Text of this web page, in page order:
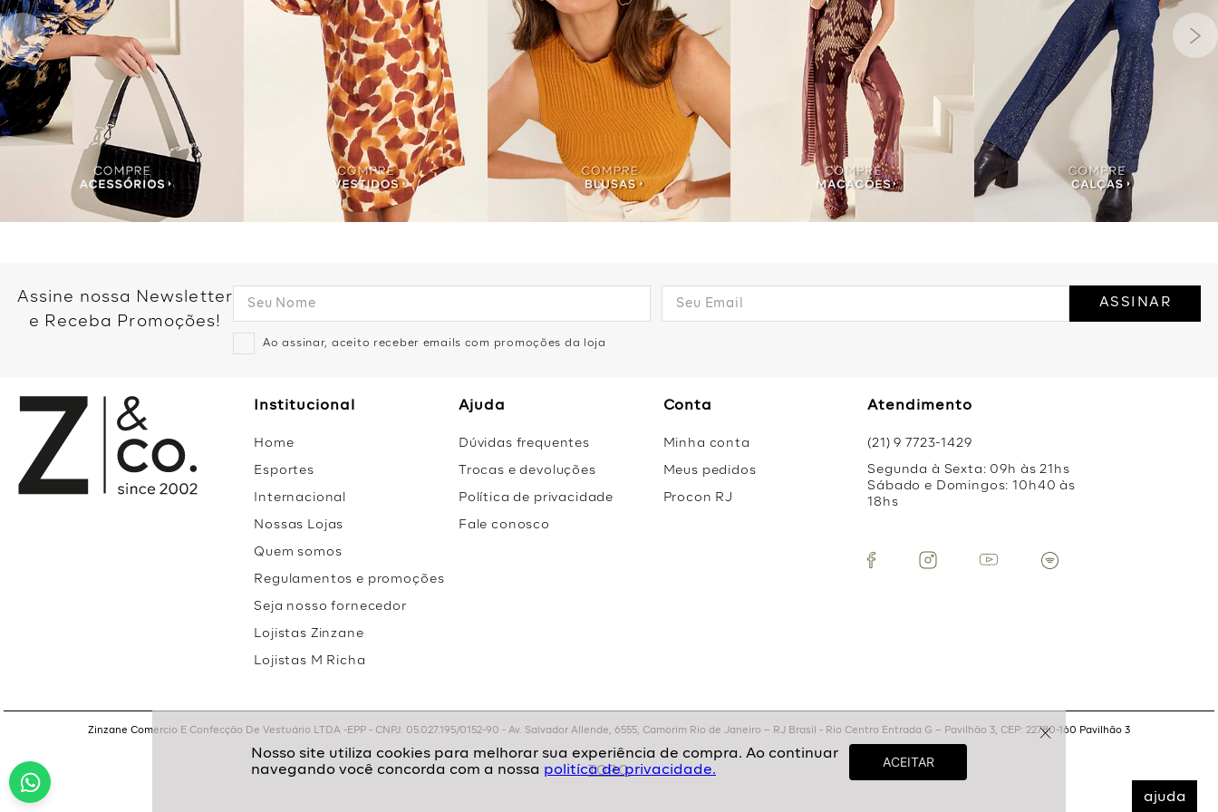
ajuda
politíca de privacidade.
Assine nossa Newsletter
e Receba Promoções!
Ao assinar, aceito receber emails com promoções da loja
ASSINAR
Institucional
Home
Esportes
Internacional
Nossas Lojas
Quem somos
Regulamentos e promoções
Seja nosso fornecedor
Lojistas Zinzane
Lojistas M Richa
Ajuda
Dúvidas frequentes
Trocas e devoluções
Política de privacidade
Fale conosco
Conta
Minha conta
Meus pedidos
Procon RJ
Atendimento
(21) 9 7723-1429
Segunda à Sexta: 09h às 21hs
Sábado e Domingos: 10h40 às
18hs
Zinzane Comercio E Confecção De Vestuário LTDA -EPP - CNPJ: 05.027.195/0152-90 - Av. Salvador Allende, 6555, Camorim Rio de Janeiro – RJ Brasil - Rio Centro Entrada G – Pavilhão 3, CEP: 22780-160 Pavilhão 3
TOPO